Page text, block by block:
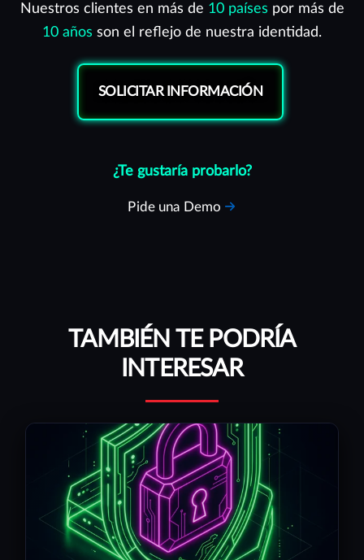
Nuestros clientes en más de 10 países por más de
10 años son el reflejo de nuestra identidad.
SOLICITAR INFORMACIÓN
¿Te gustaría probarlo?
Pide una Demo
TAMBIÉN TE PODRÍA
INTERESAR